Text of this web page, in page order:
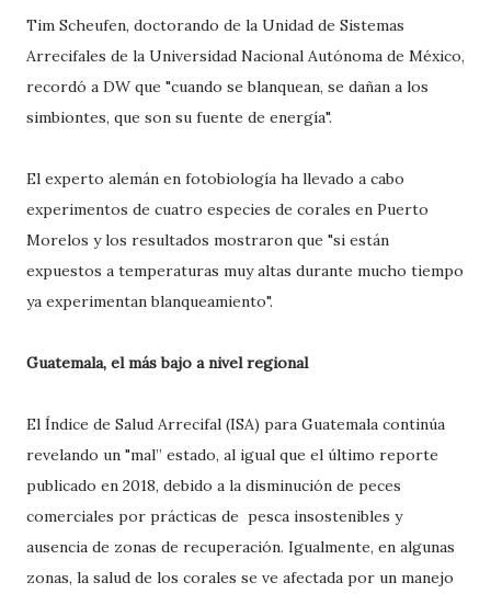
Tim Scheufen, doctorando de la Unidad de Sistemas
Arrecifales de la Universidad Nacional Autónoma de México,
recordó a DW que "cuando se blanquean, se dañan a los
simbiontes, que son su fuente de energía".
El experto alemán en fotobiología ha llevado a cabo
experimentos de cuatro especies de corales en Puerto
Morelos y los resultados mostraron que "si están
expuestos a temperaturas muy altas durante mucho tiempo
ya experimentan blanqueamiento".
Guatemala, el más bajo a nivel regional
El Índice de Salud Arrecifal (ISA) para Guatemala continúa
revelando un "mal” estado, al igual que el último reporte
publicado en 2018, debido a la disminución de peces
comerciales por prácticas de pesca insostenibles y
ausencia de zonas de recuperación. Igualmente, en algunas
zonas, la salud de los corales se ve afectada por un manejo